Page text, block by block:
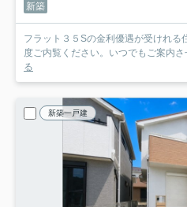
新築
フラット３５Sの金利優遇が受けれる
度ご内覧ください。いつでもご案内
る
新築一戸建